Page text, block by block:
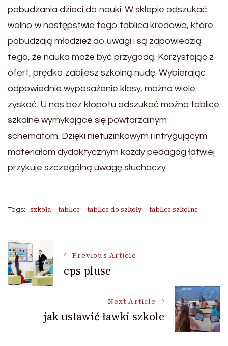
pobudzania dzieci do nauki. W sklepie odszukać
wolno w następstwie tego tablica kredowa, które
pobudzają młodzież do uwagi i są zapowiedzią
tego, że nauka może być przygodą. Korzystając z
ofert, prędko zabijesz szkolną nudę. Wybierając
odpowiednie wyposażenie klasy, można wiele
zyskać. U nas bez kłopotu odszukać można tablice
szkolne wymykające się powtarzalnym
schematom. Dzięki nietuzinkowym i intrygującym
materiałom dydaktycznym każdy pedagog łatwiej
przykuje szczególną uwagę słuchaczy.
Tags: szkoła tablice tablice do szkoły tablice szkolne
Post
Navigation
Previous Article
cps pluse
Next Article
jak ustawić ławki szkole